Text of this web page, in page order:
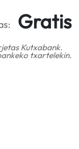
Gratis
Kutxabank.
txartelekin.